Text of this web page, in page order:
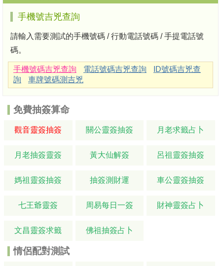
手機號吉兇查詢
請輸入需要測試的手機號碼 / 行動電話號碼 / 手提電話號
碼。
手機號碼吉兇查詢 電話號碼吉兇查詢
ID號碼吉兇查
詢
車牌號碼測吉兇
免費抽簽算命
觀音靈簽抽簽 關公靈簽抽簽 月老求籤占卜
月老抽簽靈簽 黃大仙解簽 呂祖靈簽抽簽
媽祖靈簽抽簽 抽簽測財運 車公靈簽抽簽
七王爺靈簽 周易每日一簽 財神靈簽占卜
文昌靈簽求籤 佛祖抽簽占卜
情侶配對測試